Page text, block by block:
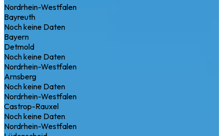
Nordrhein-Westfalen
Bayreuth
Noch keine Daten
Bayern
Detmold
Noch keine Daten
Nordrhein-Westfalen
Arnsberg
Noch keine Daten
Nordrhein-Westfalen
Castrop-Rauxel
Noch keine Daten
Nordrhein-Westfalen